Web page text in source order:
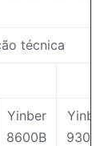
técnica
Yinber
8600B